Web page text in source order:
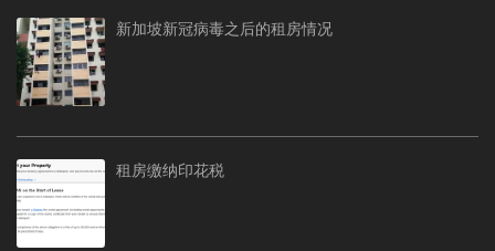
新加坡新冠病毒之后的租房情况
租房缴纳印花税